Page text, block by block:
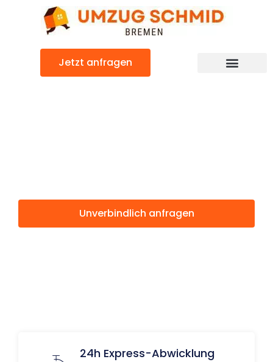
Jetzt anfragen
Unverbindlich anfragen
24h Express-Abwicklung